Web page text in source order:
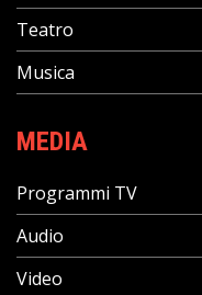
Teatro
Musica
MEDIA
Programmi TV
Audio
Video